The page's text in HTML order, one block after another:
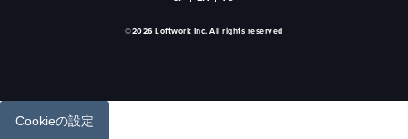
©2026 Loftwork Inc. All rights reserved
Cookieの設定